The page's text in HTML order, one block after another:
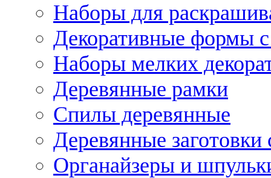
Наборы для
Декоративные формы с
Наборы мелких
Деревянные рамки
Спилы деревянные
Деревянные заготовки
Органайзеры и